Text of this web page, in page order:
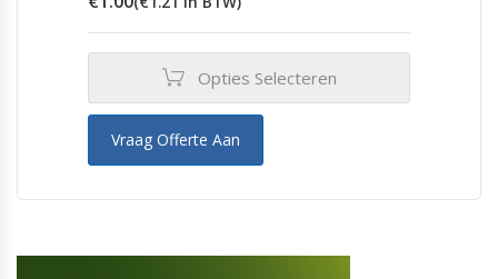
Opties Selecteren
Vraag Offerte Aan